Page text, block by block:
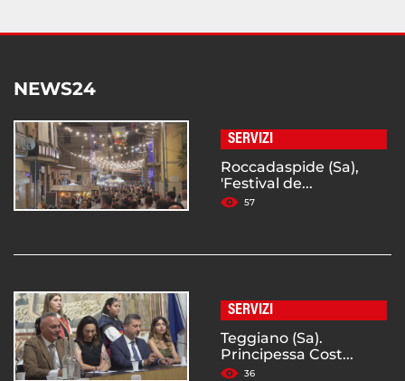
NEWS24
SERVIZI
Roccadaspide (Sa),
'Festival de...
57
SERVIZI
Teggiano (Sa).
Principessa Cost...
36